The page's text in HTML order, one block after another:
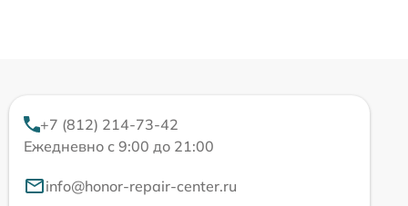
+7 (812) 214-73-42
Ежедневно с 9:00 до 21:00
info@honor-repair-center.ru